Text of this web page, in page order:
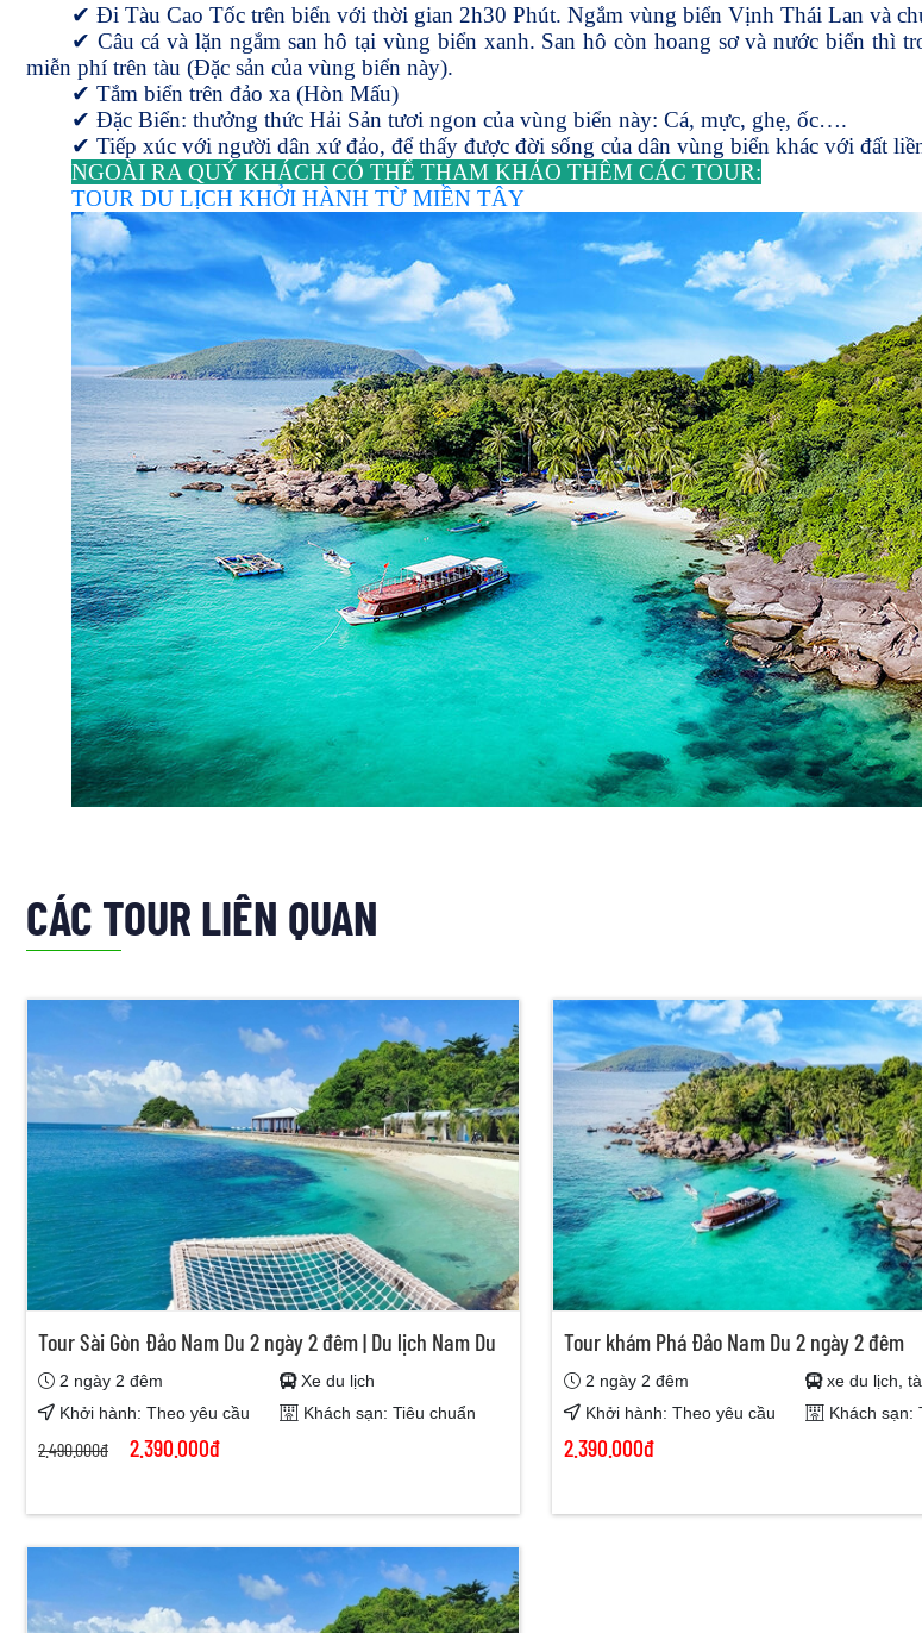
✔ Đi Tàu Cao Tốc trên biển với thời gian 2h30 Phút. Ngắm vùng biển Vịnh Thái Lan và
✔ Câu cá và lặn ngắm san hô tại vùng biển xanh. San hô còn hoang sơ và nước biển thì
miễn phí trên tàu (Đặc sản của vùng biển này).
✔ Tắm biển trên đảo xa (Hòn Mấu)
✔ Đặc Biển: thưởng thức Hải Sản tươi ngon của vùng biển này: Cá, mực, ghẹ, ốc….
✔ Tiếp xúc với người dân xứ đảo, để thấy được đời sống của dân vùng biển khác với đất
NGOÀI RA QUÝ KHÁCH CÓ THỂ THAM KHẢO THÊM CÁC TOUR:
TOUR DU LỊCH KHỞI HÀNH TỪ MIỀN TÂY
CÁC TOUR LIÊN QUAN
Tour Sài Gòn Đảo Nam Du 2 ngày 2 đêm | Du lịch Nam Du
2 ngày 2 đêm
Xe du lịch
Khởi hành: Theo yêu cầu
Khách sạn: Tiêu chuẩn
2.490.000đ 2.390.000đ
Tour khám Phá Đảo Nam Du 2 ngày 2 đêm
2 ngày 2 đêm
xe du lịch,
Khởi hành: Theo yêu cầu
Khách sạn:
2.390.000đ